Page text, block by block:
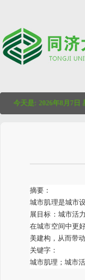
今天是: 2026年8月7日
摘要：
城市肌理是城市
展目标：城市活
在城市空间中更
美建构，从而带
关键字：
城市肌理；城市